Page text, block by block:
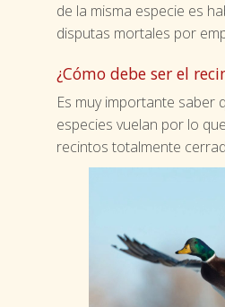
de la misma especie es
disputas mortales por
¿Cómo debe ser el
Es muy importante saber
especies vuelan por lo
recintos totalmente